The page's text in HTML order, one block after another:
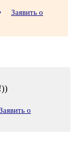
Заявить о
о